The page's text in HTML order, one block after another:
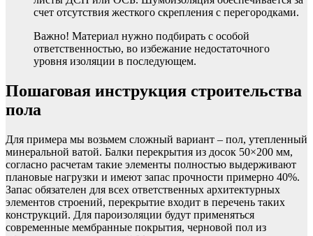
счет отсутствия жесткого скрепления с перегородками.
Важно! Материал нужно подбирать с особой
ответственностью, во избежание недостаточного
уровня изоляции в последующем.
Пошаговая инструкция строительства
пола
Для примера мы возьмем сложный вариант – пол, утепленный
минеральной ватой. Балки перекрытия из досок 50×200 мм,
согласно расчетам такие элементы полностью выдерживают
плановые нагрузки и имеют запас прочности примерно 40%.
Запас обязателен для всех ответственных архитектурных
элементов строений, перекрытие входит в перечень таких
конструкций. Для пароизоляции будут применяться
современные мембранные покрытия, черновой пол из